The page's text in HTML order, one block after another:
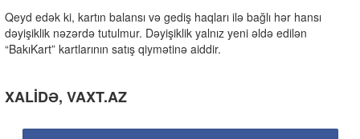
Qeyd edək ki, kartın balansı və gediş haqları ilə bağlı hər hansı
dəyişiklik nəzərdə tutulmur. Dəyişiklik yalnız yeni əldə edilən
“BakıKart” kartlarının satış qiymətinə aiddir.
XALİDƏ, VAXT.AZ